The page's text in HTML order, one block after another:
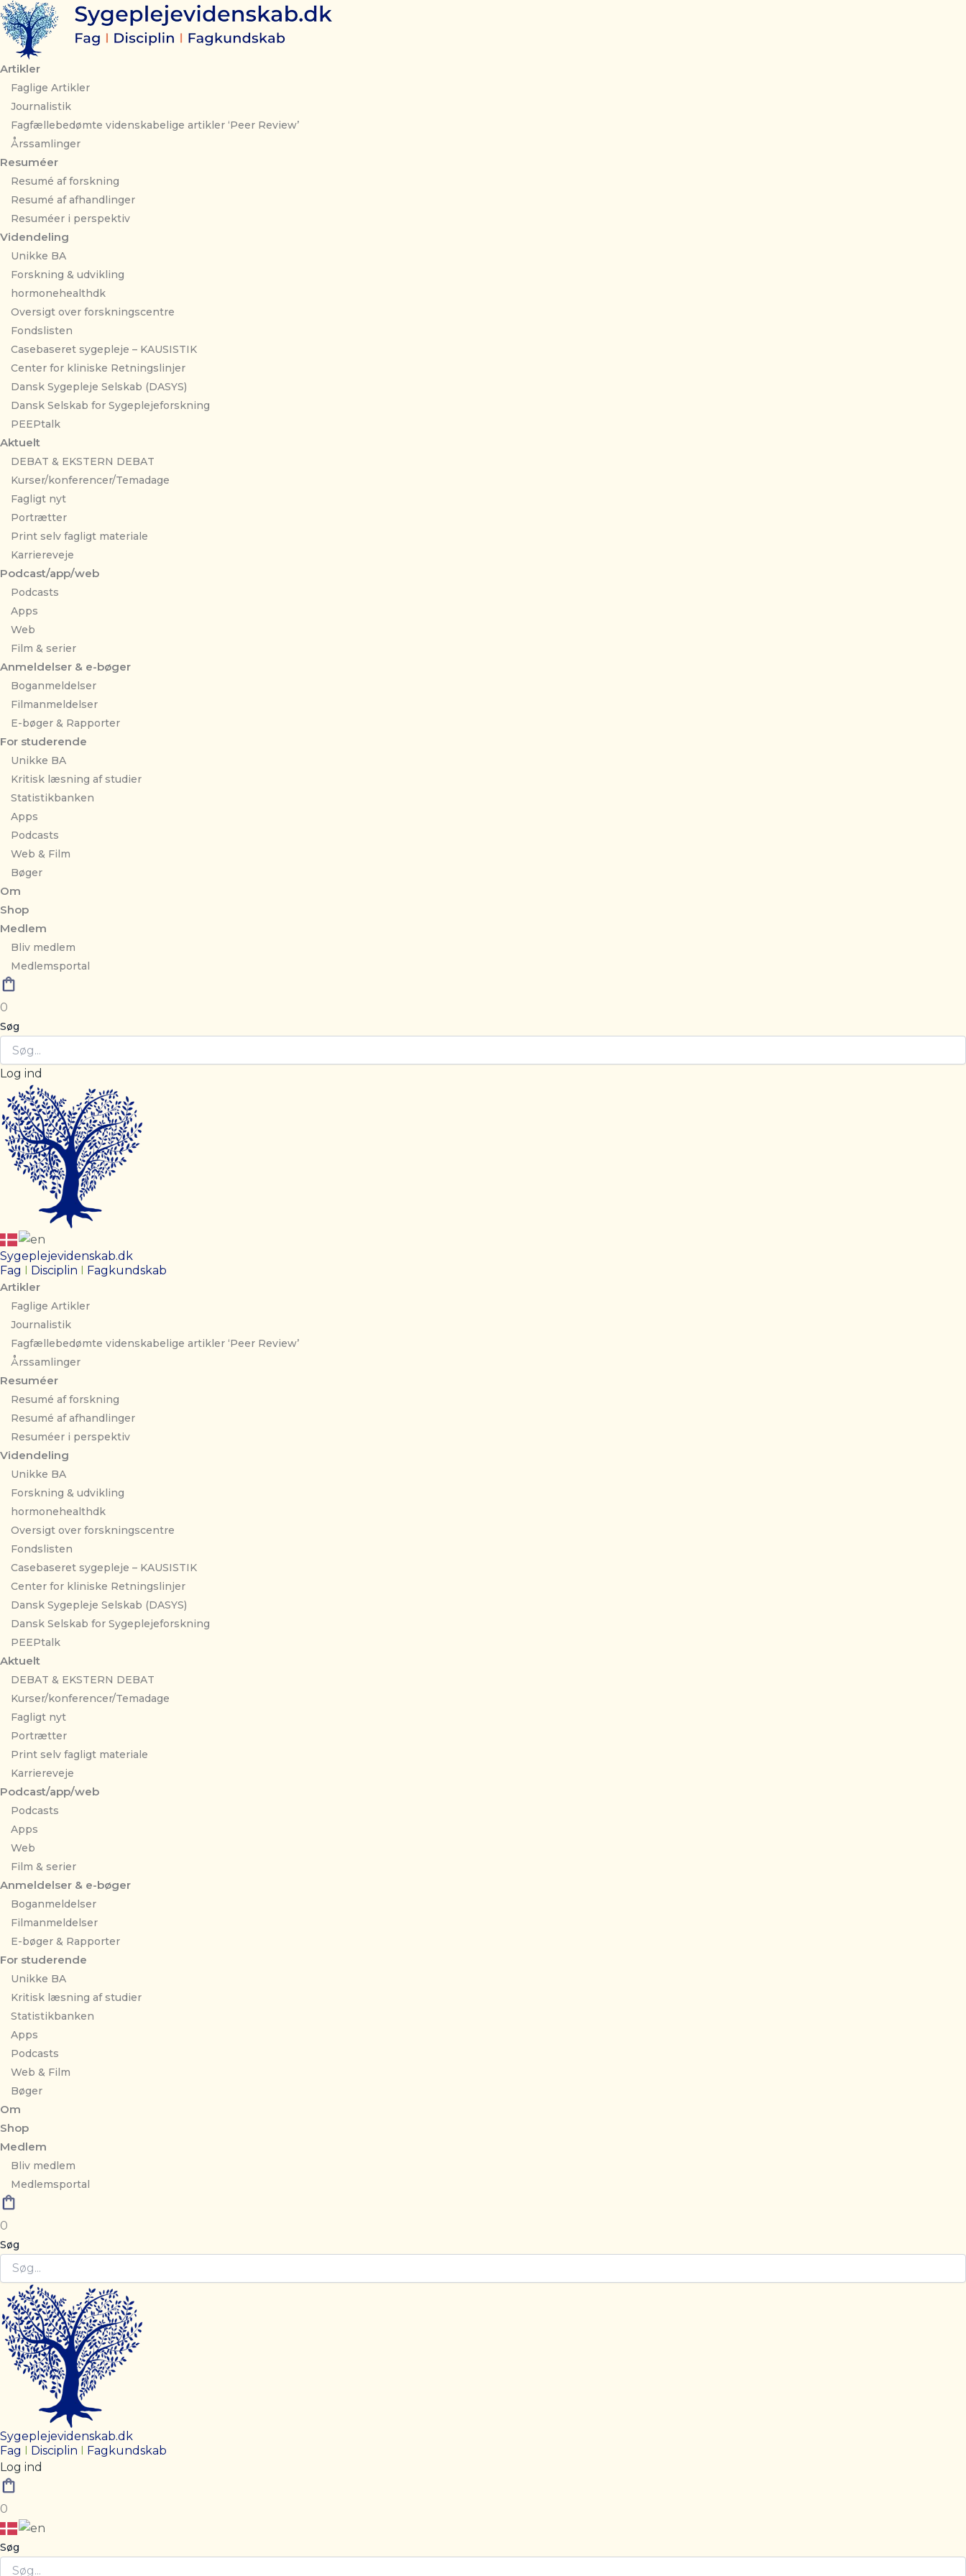
Gå
til
indholdet
Artikler
Faglige Artikler
Journalistik
Fagfællebedømte videnskabelige artikler ‘Peer Review’
Årssamlinger
Resuméer
Resumé af forskning
Resumé af afhandlinger
Resuméer i perspektiv
Videndeling
Unikke BA
Forskning & udvikling
hormonehealthdk
Oversigt over forskningscentre
Fondslisten
Casebaseret sygepleje – KAUSISTIK
Center for kliniske Retningslinjer
Dansk Sygepleje Selskab (DASYS)
Dansk Selskab for Sygeplejeforskning
PEEPtalk
Aktuelt
DEBAT & EKSTERN DEBAT
Kurser/konferencer/Temadage
Fagligt nyt
Portrætter
Print selv fagligt materiale
Karriereveje
Podcast/app/web
Podcasts
Apps
Web
Film & serier
Anmeldelser & e-bøger
Boganmeldelser
Filmanmeldelser
E-bøger & Rapporter
For studerende
Unikke BA
Kritisk læsning af studier
Statistikbanken
Apps
Podcasts
Web & Film
Bøger
Om
Shop
Medlem
Bliv medlem
Medlemsportal
0
Søg
Log ind
Sygeplejevidenskab.dk
Fag I Disciplin I Fagkundskab
Artikler
Faglige Artikler
Journalistik
Fagfællebedømte videnskabelige artikler ‘Peer Review’
Årssamlinger
Resuméer
Resumé af forskning
Resumé af afhandlinger
Resuméer i perspektiv
Videndeling
Unikke BA
Forskning & udvikling
hormonehealthdk
Oversigt over forskningscentre
Fondslisten
Casebaseret sygepleje – KAUSISTIK
Center for kliniske Retningslinjer
Dansk Sygepleje Selskab (DASYS)
Dansk Selskab for Sygeplejeforskning
PEEPtalk
Aktuelt
DEBAT & EKSTERN DEBAT
Kurser/konferencer/Temadage
Fagligt nyt
Portrætter
Print selv fagligt materiale
Karriereveje
Podcast/app/web
Podcasts
Apps
Web
Film & serier
Anmeldelser & e-bøger
Boganmeldelser
Filmanmeldelser
E-bøger & Rapporter
For studerende
Unikke BA
Kritisk læsning af studier
Statistikbanken
Apps
Podcasts
Web & Film
Bøger
Om
Shop
Medlem
Bliv medlem
Medlemsportal
0
Søg
Sygeplejevidenskab.dk
Fag I Disciplin I Fagkundskab
Log ind
0
Søg